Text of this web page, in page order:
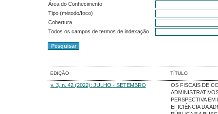
Área do Conhecimento
Tipo (método/foco)
Cobertura
Todos os campos de termos de indexação
EDIÇÃO TÍTULO
v. 3, n. 42 (2022): JULHO - SETEMBRO
OS FISCAIS DE
PERSPECTIVA EM
EFICIÊNCIA DA